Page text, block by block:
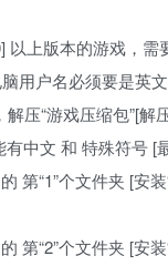
以上版本的游戏，需
用户名必须要是英文
压“游戏压缩包”[解
中文 和 特殊符号 [
第“1”个文件夹 [安
第“2”个文件夹 [安